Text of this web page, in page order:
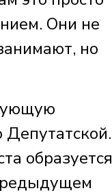
Они не
но
образуется